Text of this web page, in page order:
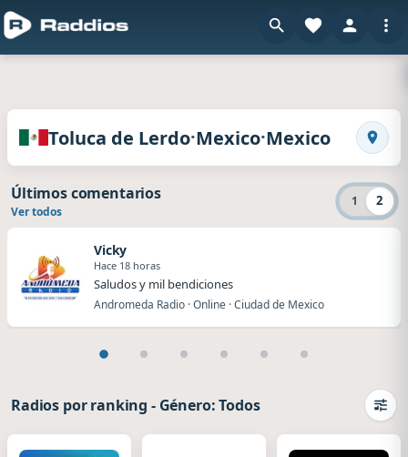
Radios de Toluca de Lerdo · Mexico · Mexico
Toluca de Lerdo·Mexico·Mexico
1 2
Últimos comentarios
Ver todos
Vicky
Hace 18 horas
Saludos y mil bendiciones
Andromeda Radio · Online · Ciudad de Mexico
Radios por ranking - Género: Todos